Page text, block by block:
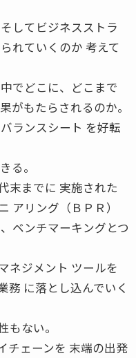
してビジネスストラ
れていくのか 考えて
でどこに、どこまで
がもたらされるのか。
ランスシート を好転
る。
末までに 実施された
アリング（ＢＰＲ）
ベンチマーキングとつ
ネジメント ツールを
務 に落とし込んでいく
もない。
チェーンを 末端の出発